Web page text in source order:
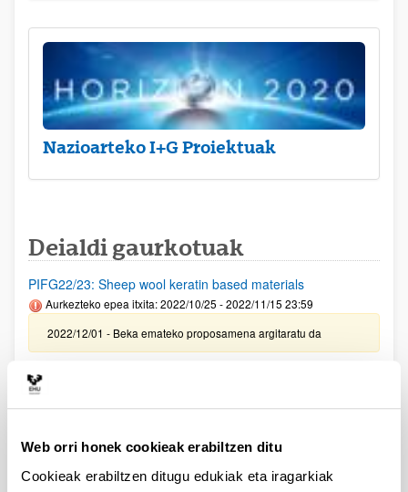
Web orri honek cookieak erabiltzen ditu
Cookieak erabiltzen ditugu edukiak eta iragarkiak
Nazioarteko I+G Proiektuak
Deialdi gaurkotuak
PIFG22/23: Sheep wool keratin based materials
Aurkezteko epea itxita: 2022/10/25 - 2022/11/15 23:59
2022/12/01 - Beka emateko proposamena argitaratu da
PIFG22/25: “Superconducting circuits”
PIFG22/24: “Optical fiber sensors"
Aurkezteko epea itxita: 2022/10/27 - 2022/11/18 23:59